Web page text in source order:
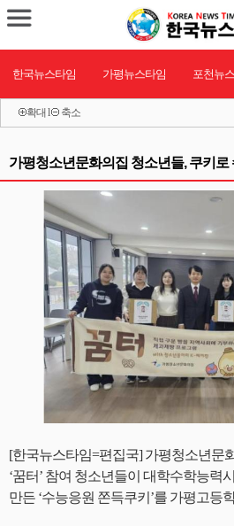
한국뉴스타임 가평뉴스타임 포천뉴
확대 l 축소
가평청소년문화의집 청소년들, 쿠키로
[한국뉴스타임=편집국] 가평청소년문
‘꿈터’ 참여 청소년들이 대학수학능력
만든 ‘수능응원 쫀득쿠키’를 가평고등